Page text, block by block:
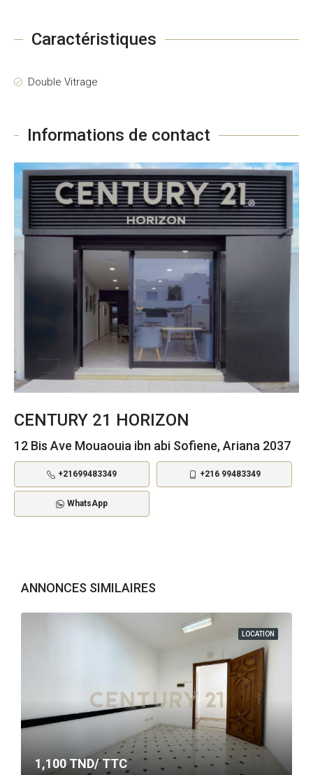
Caractéristiques
Double Vitrage
Informations de contact
CENTURY 21 HORIZON
12 Bis Ave Mouaouia ibn abi Sofiene, Ariana 2037
+21699483349 +216 99483349
WhatsApp
ANNONCES SIMILAIRES
LOCATION
1,100TND/ TTC